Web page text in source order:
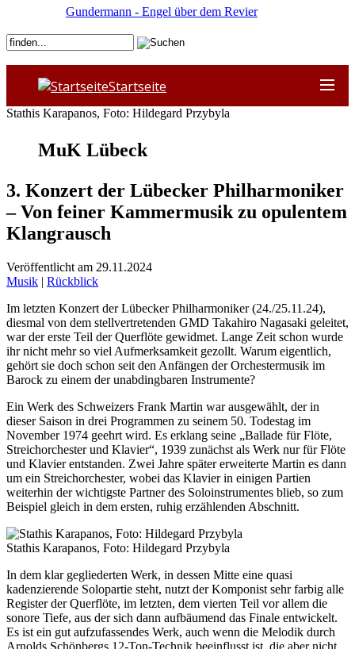
Startseite
Stathis Karapanos, Foto: Hildegard Przybyla
MuK Lübeck
3. Konzert der Lübecker Philharmoniker
– Von feiner Kammermusik zu opulentem
Klangrausch
Veröffentlicht am 29.11.2024
Musik | Rückblick
Im letzten Konzert der Lübecker Philharmoniker (24./25.11.24),
diesmal von dem stellvertretenden GMD Takahiro Nagasaki geleitet,
war der erste Teil der Querflöte gewidmet. Lange Zeit schon wurde
ihr nicht mehr so viel Aufmerksamkeit gezollt. Warum eigentlich,
gehört sie doch schon seit den Anfängen der Orchestermusik im
Barock zu einem der unabdingbaren Instrumente?
Ein Werk des Schweizers Frank Martin war ausgewählt, der in
dieser Saison in drei Programmen zu seinem 50. Todestag im
November 1974 geehrt wird. Es erklang seine „Ballade für Flöte,
Streichorchester und Klavier“, 1939 zunächst als Werk nur für Flöte
und Klavier entstanden. Zwei Jahre später erweiterte Martin es dann
um ein Streichorchester, wobei das Klavier in einigen Partien
weiterhin der wichtigste Partner des Soloinstrumentes blieb, so zum
Beispiel gleich in dem ersten, ruhig erzählenden Abschnitt.
Stathis Karapanos, Foto: Hildegard Przybyla
In dem klar gegliederten Werk, in dessen Mitte eine quasi
kadenzierende Solopartie steht, nutzt der Komponist sehr farbig alle
Register der Querflöte, im letzten, dem vierten Teil vor allem die
sonore Tiefe, aus der sich dann aufbäumend das Finale entwickelt.
Es ist ein gut aufzufassendes Werk, auch wenn die Melodik durch
Arnolds Schönbergs 12-Ton-Technik beeinflusst ist, die aber nicht
Gundermann - Engel über dem Revier